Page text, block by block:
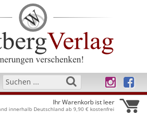
Ihr Warenkorb ist leer
innerhalb Deutschland ab 9,90 € kostenfrei